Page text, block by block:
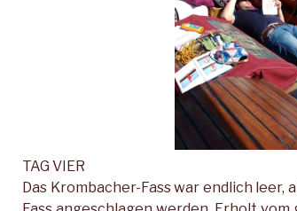
TAG VIER
Das Krombacher-Fass war endlich leer,